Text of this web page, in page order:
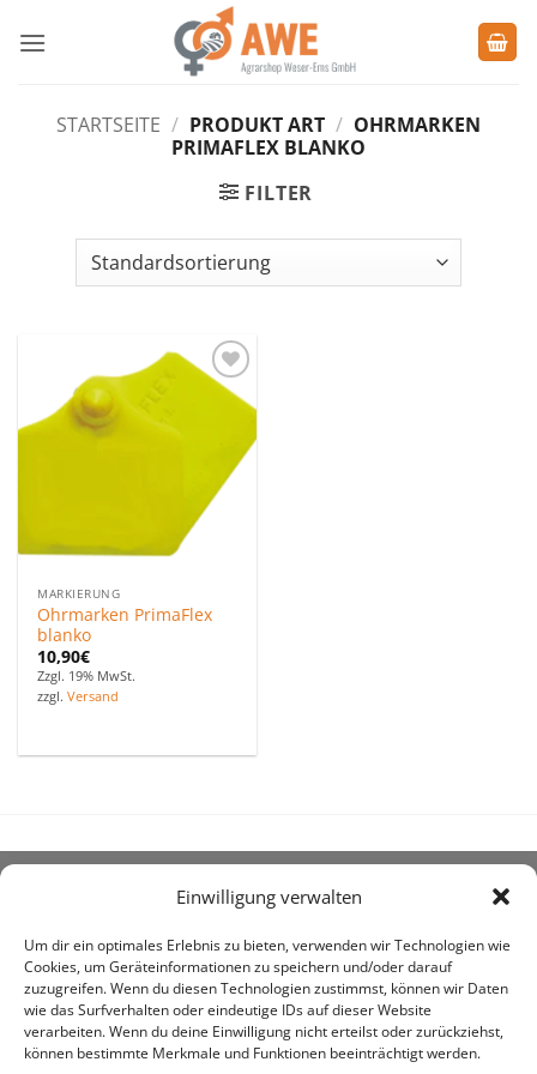
Einwilligung verwalten
Um dir ein optimales Erlebnis zu bieten, verwenden wir Technologien wie
Cookies, um Geräteinformationen zu speichern und/oder darauf
zuzugreifen. Wenn du diesen Technologien zustimmst, können wir Daten
wie das Surfverhalten oder eindeutige IDs auf dieser Website
verarbeiten. Wenn du deine Einwilligung nicht erteilst oder zurückziehst,
können bestimmte Merkmale und Funktionen beeinträchtigt werden.
Inhalt
STARTSEITE / PRODUKT ART / OHRMARKEN
PRIMAFLEX BLANKO
FILTER
Zu den
hinzufügen
MARKIERUNG
Ohrmarken PrimaFlex
blanko
10,90€
Zzgl. 19% MwSt.
zzgl.Versand